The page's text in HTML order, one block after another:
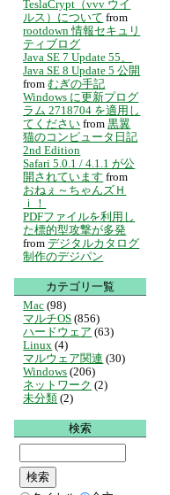
TeslaCrypt（vvv ウイ
ルス）について from
rootdown 情報セキュリ
ティブログ
Java SE 7 Update 55、
Java SE 8 Update 5 公開
from むぎの手記
Windows に更新プログ
ラム 2718704 を適用し
てください from 黒翼
猫のコンピュータ日記
2nd Edition
Safari 5.0.1 / 4.1.1 が公
開されています from
おねぇ～ちゃんズＨ
ｉ！
PDFファイルを利用し
た標的型攻撃が多発
from デジタルカタログ
制作のデジパン
カテゴリ一覧
Mac (98)
マルチOS (856)
ハードウェア (63)
Linux (4)
マルウェア関連 (30)
Windows (206)
ネットワーク (2)
未分類 (2)
検索